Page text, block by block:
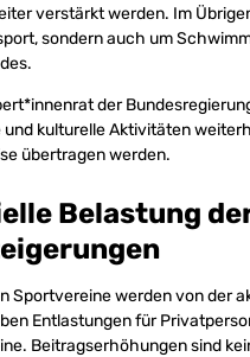
verstärkt werden. Im
sondern auch um
der
kulturelle Aktivitäten
übertragen werden.
Belastung
Sportvereine werden von der
Entlastungen für
Beitragserhöhungen sind